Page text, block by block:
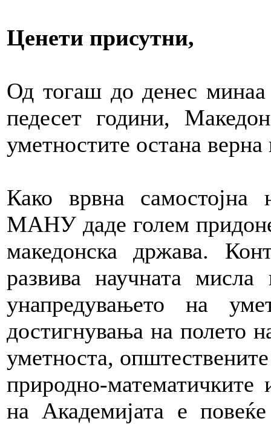
Ценети присутни,
Од тогаш до денес
педесет години,
уметностите остана верна
Како врвна самостојна
МАНУ даде голем
македонска држава.
развива научната
унапредувањето на
достигнувања на полето
уметноста,
природно-
на Академијата е